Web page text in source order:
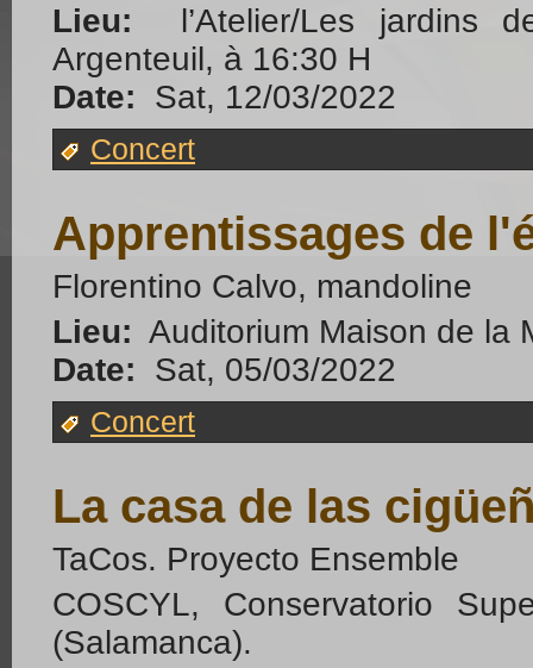
Lieu:
l’Atelier/Les jardins
Argenteuil, à 16:30 H
Date:
Sat, 12/03/2022
Concert
Apprentissages de
Florentino Calvo, mandoline
Lieu: Auditorium Maison de la
Date:
Sat, 05/03/2022
Concert
La casa de las
TaCos. Proyecto Ensemble
COSCYL, Conservatorio
(Salamanca).